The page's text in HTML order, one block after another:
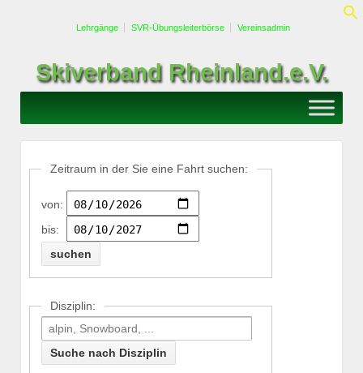
Lehrgänge SVR-Übungsleiterbörse Vereinsadmin
Skiverband Rheinland.e.V.
Zeitraum in der Sie eine Fahrt suchen:
von:
bis:
Disziplin: